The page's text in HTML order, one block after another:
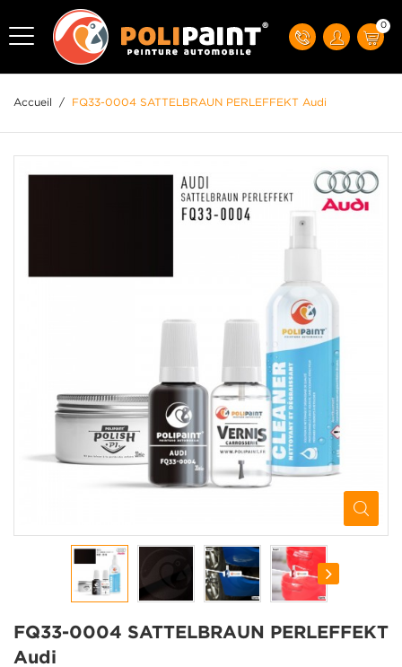
0
Accueil / FQ33-0004 SATTELBRAUN PERLEFFEKT Audi
FQ33-0004 SATTELBRAUN PERLEFFEKT
Audi